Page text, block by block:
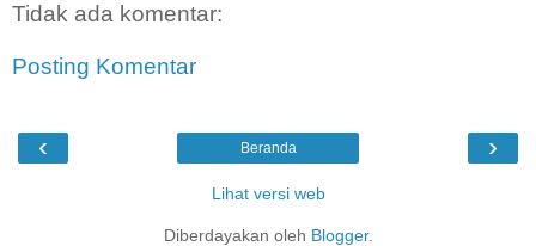
Tidak ada komentar:
Posting Komentar
‹ ›
Beranda
Lihat versi web
Diberdayakan oleh Blogger.